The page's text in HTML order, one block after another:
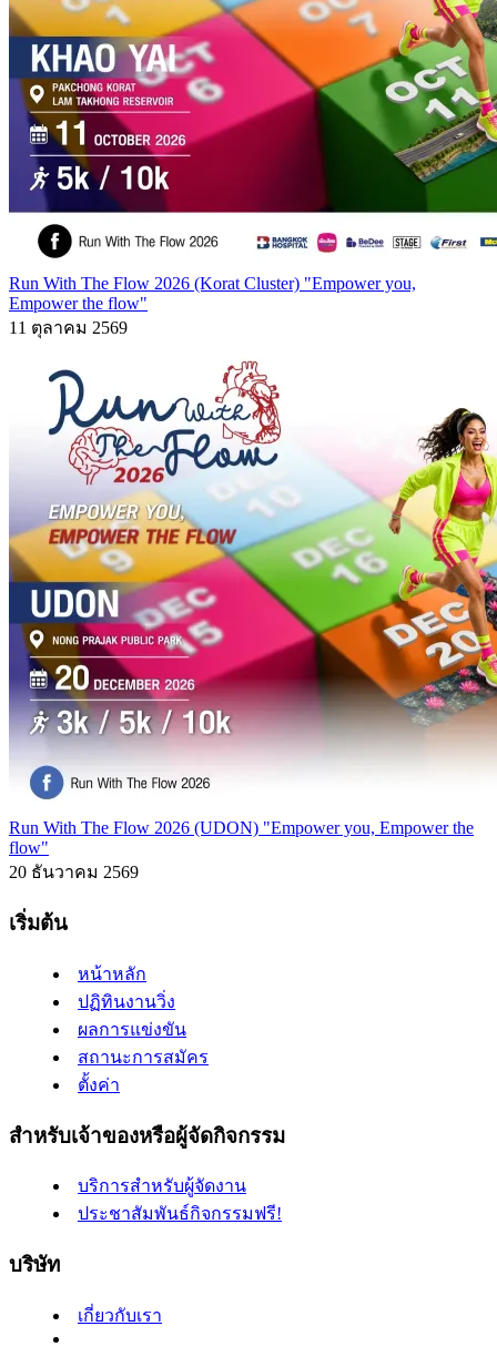
Run With The Flow 2026 (Korat Cluster) "Empower you,
Empower the flow"
11 ตุลาคม 2569
Run With The Flow 2026 (UDON) "Empower you, Empower the
flow"
20 ธันวาคม 2569
เริ่มต้น
หน้าหลัก
ปฏิทินงานวิ่ง
ผลการแข่งขัน
สถานะการสมัคร
ตั้งค่า
สำหรับเจ้าของหรือผู้จัดกิจกรรม
บริการสำหรับผู้จัดงาน
ประชาสัมพันธ์กิจกรรมฟรี!
บริษัท
เกี่ยวกับเรา